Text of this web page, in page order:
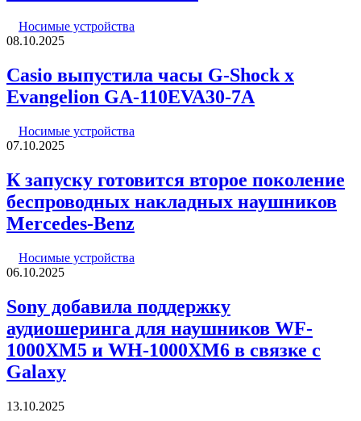
Носимые устройства
08.10.2025
Casio выпустила часы G-Shock x
Evangelion GA-110EVA30-7A
Носимые устройства
07.10.2025
К запуску готовится второе поколение
беспроводных накладных наушников
Mercedes-Benz
Носимые устройства
06.10.2025
Sony добавила поддержку
аудиошеринга для наушников WF-
1000XM5 и WH-1000XM6 в связке с
Galaxy
13.10.2025